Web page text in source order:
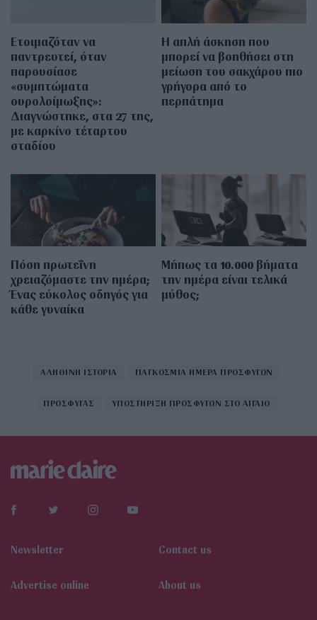
Ετοιμαζόταν να
παντρευτεί, όταν
παρουσίασε
«συμπτώματα
ουρολοίμωξης»:
Διαγνώστηκε, στα 27 της,
με καρκίνο τέταρτου
σταδίου
Η απλή άσκηση που
μπορεί να βοηθήσει στη
μείωση του σακχάρου πιο
γρήγορα από το
περπάτημα
Πόση πρωτεΐνη
χρειαζόμαστε την ημέρα;
Ένας εύκολος οδηγός για
κάθε γυναίκα
Μήπως τα 10.000 βήματα
την ημέρα είναι τελικά
μύθος;
ΑΛΗΘΙΝΗ ΙΣΤΟΡΙΑ ΠΑΓΚΟΣΜΙΑ ΗΜΕΡΑ ΠΡΟΣΦΥΓΩΝ
ΠΡΟΣΦΥΓΑΣ ΥΠΟΣΤΗΡΙΞΗ ΠΡΟΣΦΥΓΩΝ ΣΤΟ ΑΙΓΑΙΟ
Newsletter Contact us
Αdvertise online About us